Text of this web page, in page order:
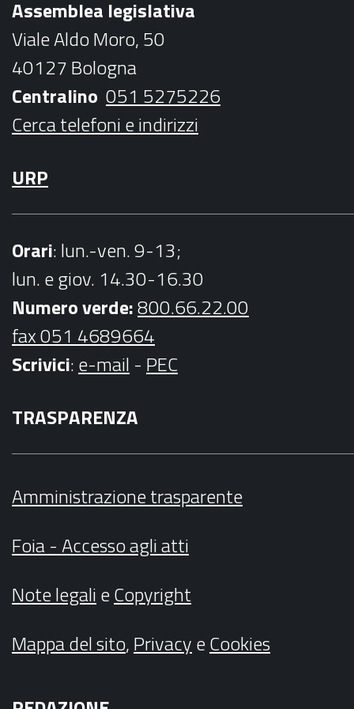
o
k
r
r
a
m
b
e
Assemblea legislativa
Viale Aldo Moro, 50
40127 Bologna
Centralino 051 5275226
Cerca telefoni e indirizzi
URP
Orari: lun.-ven. 9-13;
lun. e giov. 14.30-16.30
Numero verde:800.66.22.00
fax 051 4689664
Scrivici:e-mail - PEC
TRASPARENZA
Amministrazione trasparente
Foia - Accesso agli atti
Note legalieCopyright
Mappa del sito,PrivacyeCookies